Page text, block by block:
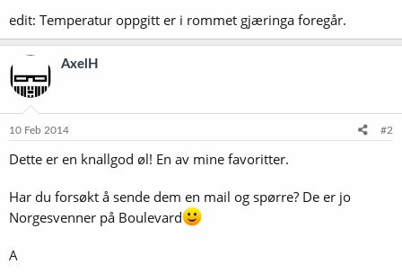
edit: Temperatur oppgitt er i rommet gjæringa foregår.
AxelH
10 Feb 2014 #2
Dette er en knallgod øl! En av mine favoritter.
Har du forsøkt å sende dem en mail og spørre? De er jo
Norgesvenner på Boulevard
A